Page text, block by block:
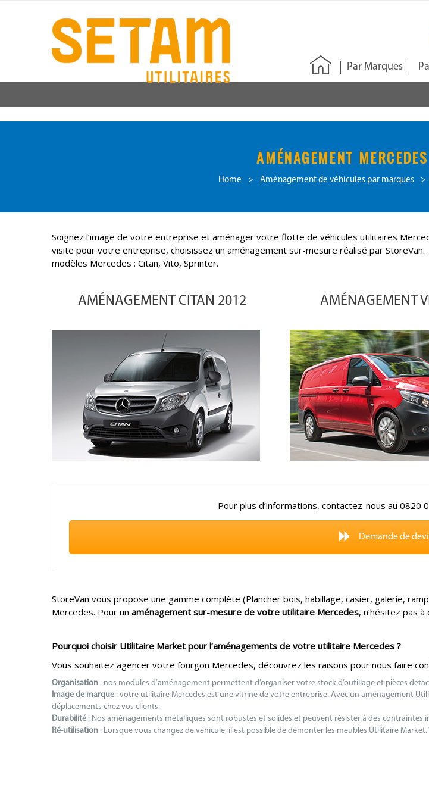
Par Marques
AMÉNAGEMENT
Home > Aménagement de véhicules par marques >
Soignez l’image de votre entreprise et aménager votre flotte de véhicules utilitaires
visite pour votre entreprise, choisissez un aménagement sur-mesure réalisé par
modèles Mercedes : Citan, Vito, Sprinter.
AMÉNAGEMENT CITAN 2012 AMÉNAGEMENT
Pour plus d’informations, contactez-nous au
Demande de
StoreVan vous propose une gamme complète (Plancher bois, habillage, casier, galerie,
Mercedes. Pour un aménagement sur-mesure de votre utilitaire Mercedes, n’hésitez pas
Pourquoi choisir Utilitaire Market pour l’aménagements de votre utilitaire Mercedes ?
Vous souhaitez agencer votre fourgon Mercedes, découvrez les raisons pour nous faire
Organisation : nos modules d’aménagement permettent d’organiser votre stock d’outillage et pièces
Image de marque : votre utilitaire Mercedes est une vitrine de votre entreprise. Avec un aménagement
déplacements chez vos clients.
Durabilité : Nos aménagements métalliques sont robustes et solides et peuvent résister à des contraintes
Ré-utilisation : Lorsque vous changez de véhicule, il est possible de démonter les meubles Utilitaire